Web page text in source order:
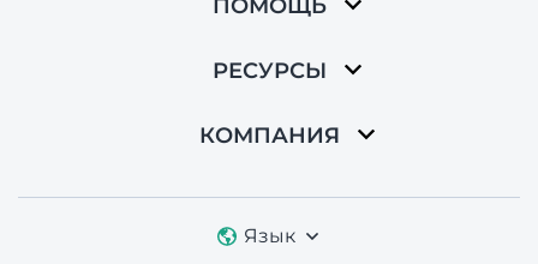
ПОМОЩЬ
РЕСУРСЫ
КОМПАНИЯ
Язык